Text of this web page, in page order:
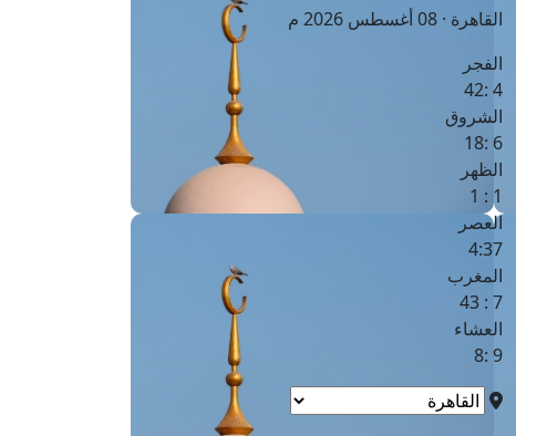
القاهرة · 08 أغسطس 2026 م
الفجر
4 :42
الشروق
6 :18
الظهر
1 : 1
العصر
4:37
المغرب
7 : 43
العشاء
9 :8